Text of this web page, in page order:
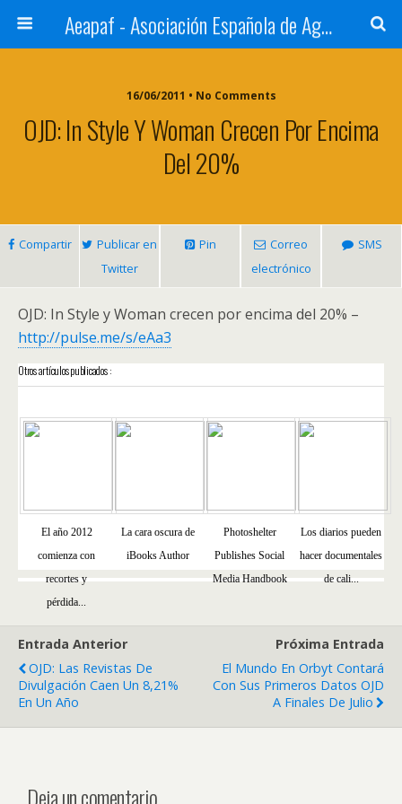
Aeapaf - Asociación Española de Agencias de Prensa y Archivos Fotográficos
16/06/2011 • No Comments
OJD: In Style Y Woman Crecen Por Encima
Del 20%
Compartir
Publicar en
Twitter
Pin
Correo
electrónico
SMS
OJD: In Style y Woman crecen por encima del 20% –
http://pulse.me/s/eAa3
Otros artículos publicados :
El año 2012
comienza con
recortes y
pérdida...
La cara oscura de
iBooks Author
Photoshelter
Publishes Social
Media Handbook
Los diarios pueden
hacer documentales
de cali...
Entrada Anterior
OJD: Las Revistas De
Divulgación Caen Un 8,21%
En Un Año
Próxima Entrada
El Mundo En Orbyt Contará
Con Sus Primeros Datos OJD
A Finales De Julio
Deja un comentario